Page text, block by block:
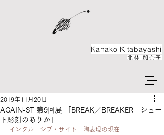
Kanako ​Kitabayashi
北林 加奈子
AGAIN-ST 第9回展 「BREAK／BREAKER シュー
ト彫刻のありか」
2019年11月20日
インクルーシブ・サイトー陶表現の現在